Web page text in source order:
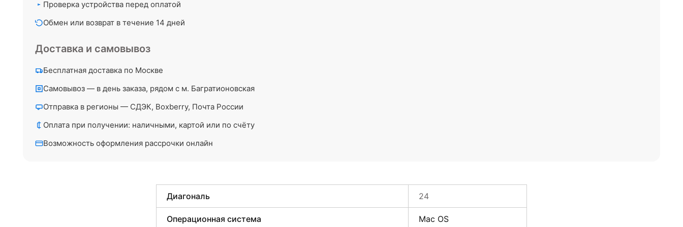
Проверка устройства перед оплатой
Обмен или возврат в течение 14 дней
Доставка и самовывоз
Бесплатная доставка по Москве
Самовывоз — в день заказа, рядом с м. Багратионовская
Отправка в регионы — СДЭК, Boxberry, Почта России
Оплата при получении: наличными, картой или по счёту
Возможность оформления рассрочки онлайн
Диагональ 24
Операционная система Mac OS